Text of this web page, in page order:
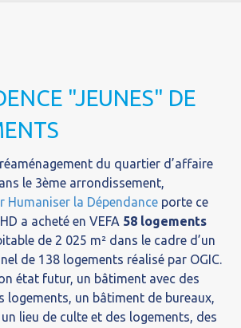
"JEUNES" DE
du quartier d’affaire
le 3ème arrondissement,
Humaniser la Dépendance porte ce
a acheté en VEFA 58 logements
de 2 025 m² dans le cadre d’un
de 138 logements réalisé par OGIC.
état futur, un bâtiment avec des
logements, un bâtiment de bureaux,
lieu de culte et des logements, des